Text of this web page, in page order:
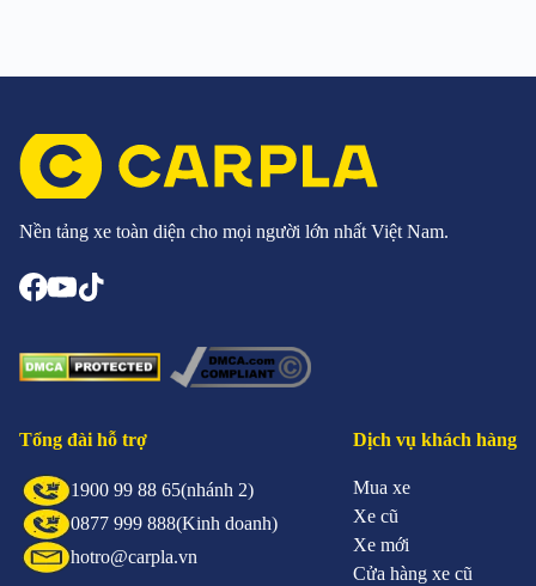
Nền tảng xe toàn diện cho mọi người lớn nhất Việt Nam.
Tổng đài hỗ trợ
1900 99 88 65(nhánh 2)
0877 999 888(Kinh doanh)
hotro@carpla.vn
Dịch vụ khách hàng
Mua xe
Xe cũ
Xe mới
Cửa hàng xe cũ